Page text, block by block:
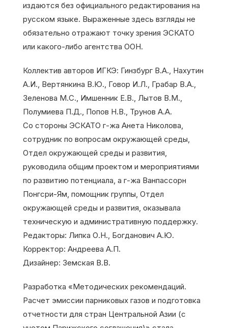
издаются без официального редактирования на
русском языке. Выраженные здесь взгляды не
обязательно отражают точку зрения ЭСКАТО
или какого-либо агентства ООН.
Коллектив авторов ИГКЭ: Гинзбург В.А., Нахутин
А.И., Вертянкина В.Ю., Говор И.Л., Грабар В.А.,
Зеленова М.С., Имшенник Е.В., Лытов В.М.,
Полумиева П.Д., Попов Н.В., Трунов А.А.
Со стороны ЭСКАТО г-жа Анета Николова,
сотрудник по вопросам окружающей среды,
Отдел окружающей среды и развития,
руководила общим проектом и мероприятиями
по развитию потенциала, а г-жа Ванпассорн
Понгсри-Ям, помощник группы, Отдел
окружающей среды и развития, оказывала
техническую и административную поддержку.
Редакторы: Липка О.Н., Богданович А.Ю.
Корректор: Андреева А.П.
Дизайнер: Земская В.В.
Разработка «Методических рекомендаций.
Расчет эмиссии парниковых газов и подготовка
отчетности для стран Центральной Азии (с